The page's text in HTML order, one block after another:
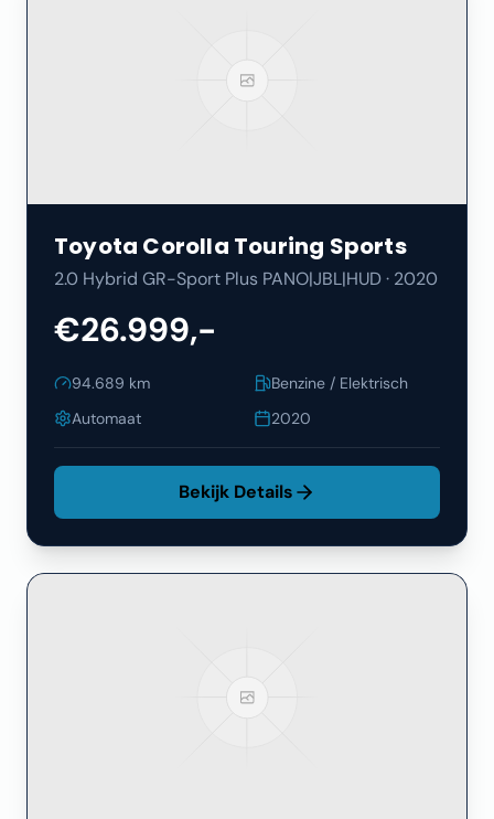
Toyota Corolla Touring Sports
2.0 Hybrid GR-Sport Plus PANO|JBL|HUD· 2020
€26.999,-
94.689 km
Benzine / Elektrisch
Automaat
2020
Bekijk Details